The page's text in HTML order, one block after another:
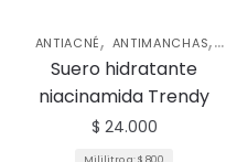
ANTIACNÉ, ANTIMANCHAS,
HIDRATANTES ,SKIN CARE FACIAL
Suero hidratante
niacinamida Trendy
$ 24.000